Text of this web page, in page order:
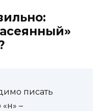
писать
–